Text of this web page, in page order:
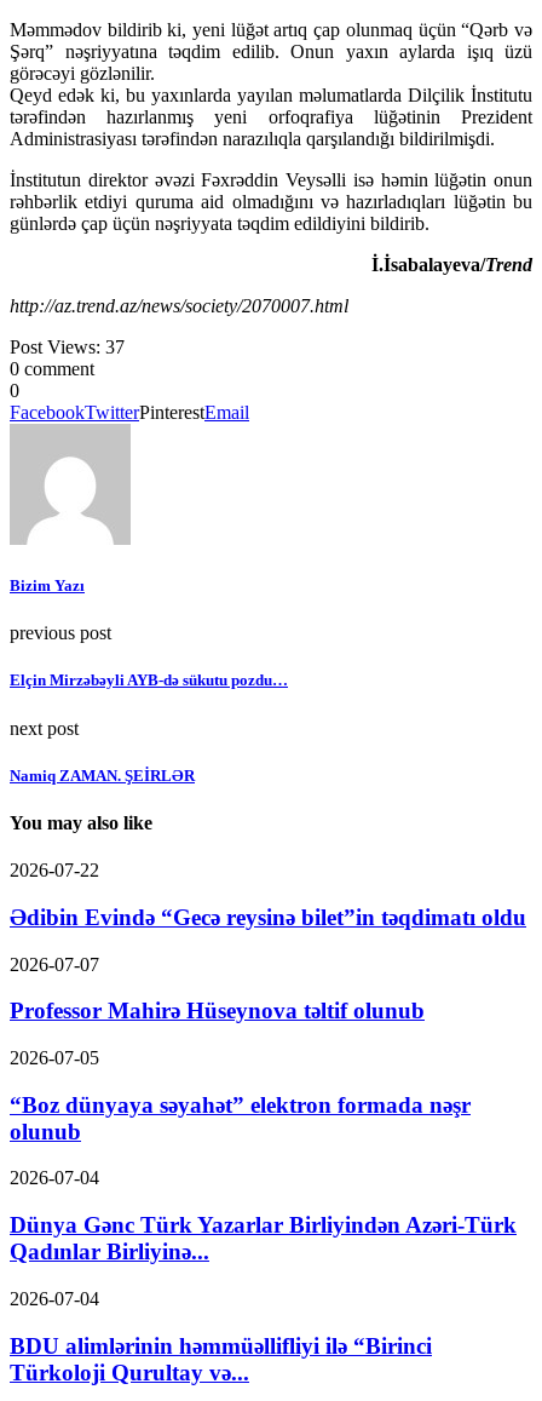
Məmmədov bildirib ki, yeni lüğət artıq çap olunmaq üçün “Qərb və
Şərq” nəşriyyatına təqdim edilib. Onun yaxın aylarda işıq üzü
görəcəyi gözlənilir.
Qeyd edək ki, bu yaxınlarda yayılan məlumatlarda Dilçilik İnstitutu
tərəfindən hazırlanmış yeni orfoqrafiya lüğətinin Prezident
Administrasiyası tərəfindən narazılıqla qarşılandığı bildirilmişdi.
İnstitutun direktor əvəzi Fəxrəddin Veysəlli isə həmin lüğətin onun
rəhbərlik etdiyi quruma aid olmadığını və hazırladıqları lüğətin bu
günlərdə çap üçün nəşriyyata təqdim edildiyini bildirib.
İ.İsabalayeva/Trend
http://az.trend.az/news/society/2070007.html
Post Views: 37
0 comment
0
FacebookTwitterPinterestEmail
Bizim Yazı
previous post
Elçin Mirzəbəyli AYB-də sükutu pozdu…
next post
Namiq ZAMAN. ŞEİRLƏR
You may also like
2026-07-22
Ədibin Evində “Gecə reysinə bilet”in təqdimatı oldu
2026-07-07
Professor Mahirə Hüseynova təltif olunub
2026-07-05
“Boz dünyaya səyahət” elektron formada nəşr
olunub
2026-07-04
Dünya Gənc Türk Yazarlar Birliyindən Azəri-Türk
Qadınlar Birliyinə...
2026-07-04
BDU alimlərinin həmmüəllifliyi ilə “Birinci
Türkoloji Qurultay və...